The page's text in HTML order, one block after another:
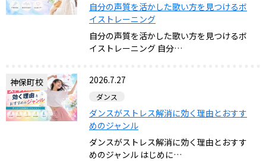
自分の声質を活かした歌い方を見つけるボ
イストレーニング
自分の声質を活かした歌い方を見つけるボ
イストレーニング 自分…
神保町校 2026.7.27
ダンス
ダンスがストレス解消に効く理由とおすす
めのジャンル
ダンスがストレス解消に効く理由とおすす
めのジャンル はじめに…